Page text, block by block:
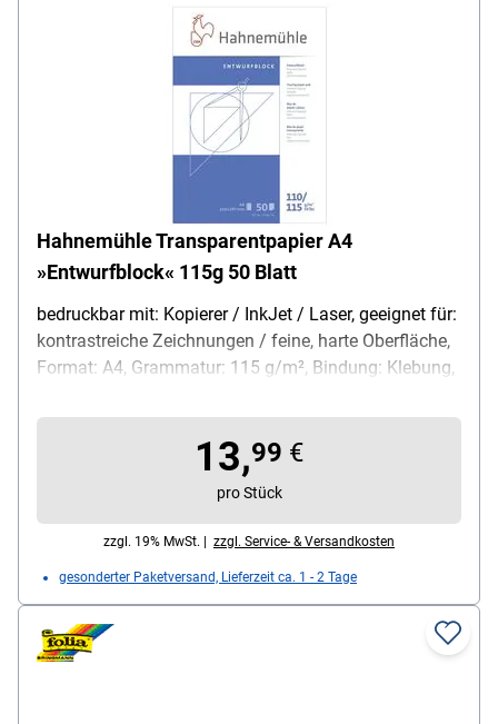
Hahnemühle Transparentpapier A4
»Entwurfblock« 115g 50 Blatt
bedruckbar mit: Kopierer / InkJet / Laser, geeignet für:
kontrastreiche Zeichnungen / feine, harte Oberfläche,
Format: A4, Grammatur: 115 g/m², Bindung: Klebung,
transparent, Lieferumfang: 50 Blatt
13,99 €
pro Stück
zzgl. 19% MwSt. | zzgl. Service- & Versandkosten
gesonderter Paketversand, Lieferzeit ca. 1 - 2 Tage